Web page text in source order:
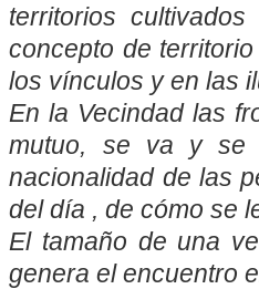
territorios
concepto de
los vínculos y en las
En la Vecindad las
mutuo, se va y se
nacionalidad de las
del día , de cómo se
El tamaño de una
genera el encuentro